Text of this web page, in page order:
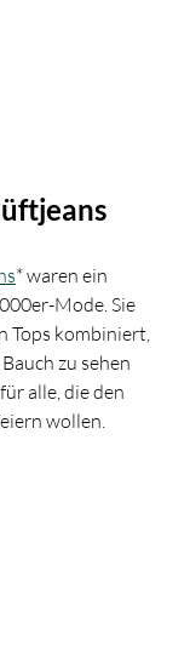
* waren ein
Mode. Sie
Tops kombiniert,
zu sehen
alle, die den
wollen.